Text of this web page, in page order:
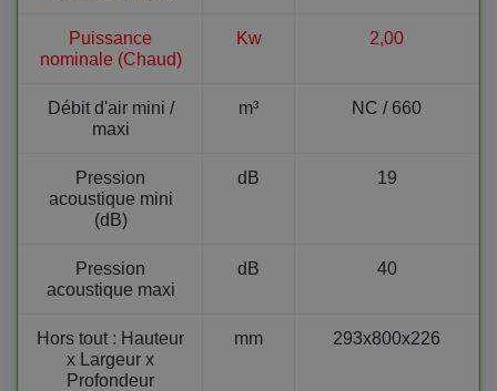
Puissance
nominale (Chaud)
Kw 2,00
Débit d'air mini /
maxi
m³ NC / 660
Pression
acoustique mini
(dB)
dB 19
Pression
acoustique maxi
dB 40
Hors tout : Hauteur
x Largeur x
Profondeur
mm 293x800x226